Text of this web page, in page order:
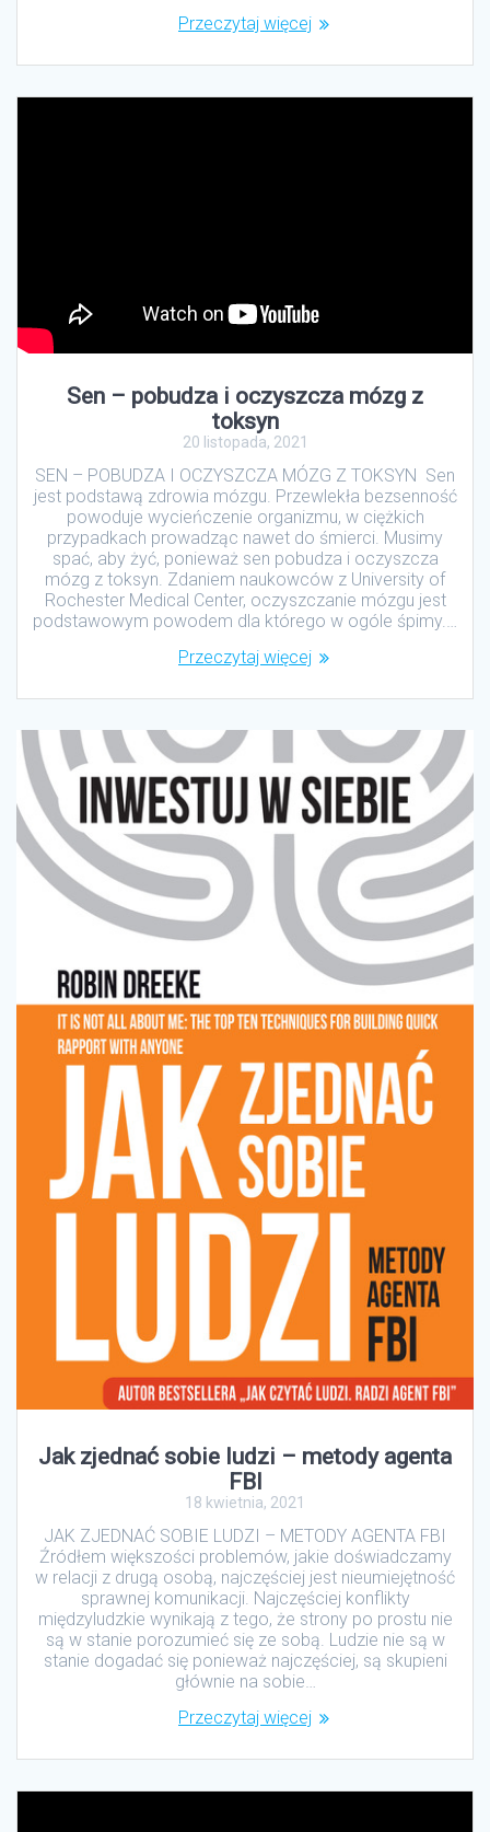
Przeczytaj więcej
Sen – pobudza i oczyszcza mózg z
toksyn
20 listopada, 2021
SEN – POBUDZA I OCZYSZCZA MÓZG Z TOKSYN Sen
jest podstawą zdrowia mózgu. Przewlekła bezsenność
powoduje wycieńczenie organizmu, w ciężkich
przypadkach prowadząc nawet do śmierci. Musimy
spać, aby żyć, ponieważ sen pobudza i oczyszcza
mózg z toksyn. Zdaniem naukowców z University of
Rochester Medical Center, oczyszczanie mózgu jest
podstawowym powodem dla którego w ogóle śpimy.…
Przeczytaj więcej
Jak zjednać sobie ludzi – metody agenta
FBI
18 kwietnia, 2021
JAK ZJEDNAĆ SOBIE LUDZI – METODY AGENTA FBI
Źródłem większości problemów, jakie doświadczamy
w relacji z drugą osobą, najczęściej jest nieumiejętność
sprawnej komunikacji. Najczęściej konflikty
międzyludzkie wynikają z tego, że strony po prostu nie
są w stanie porozumieć się ze sobą. Ludzie nie są w
stanie dogadać się ponieważ najczęściej, są skupieni
głównie na sobie…
Przeczytaj więcej